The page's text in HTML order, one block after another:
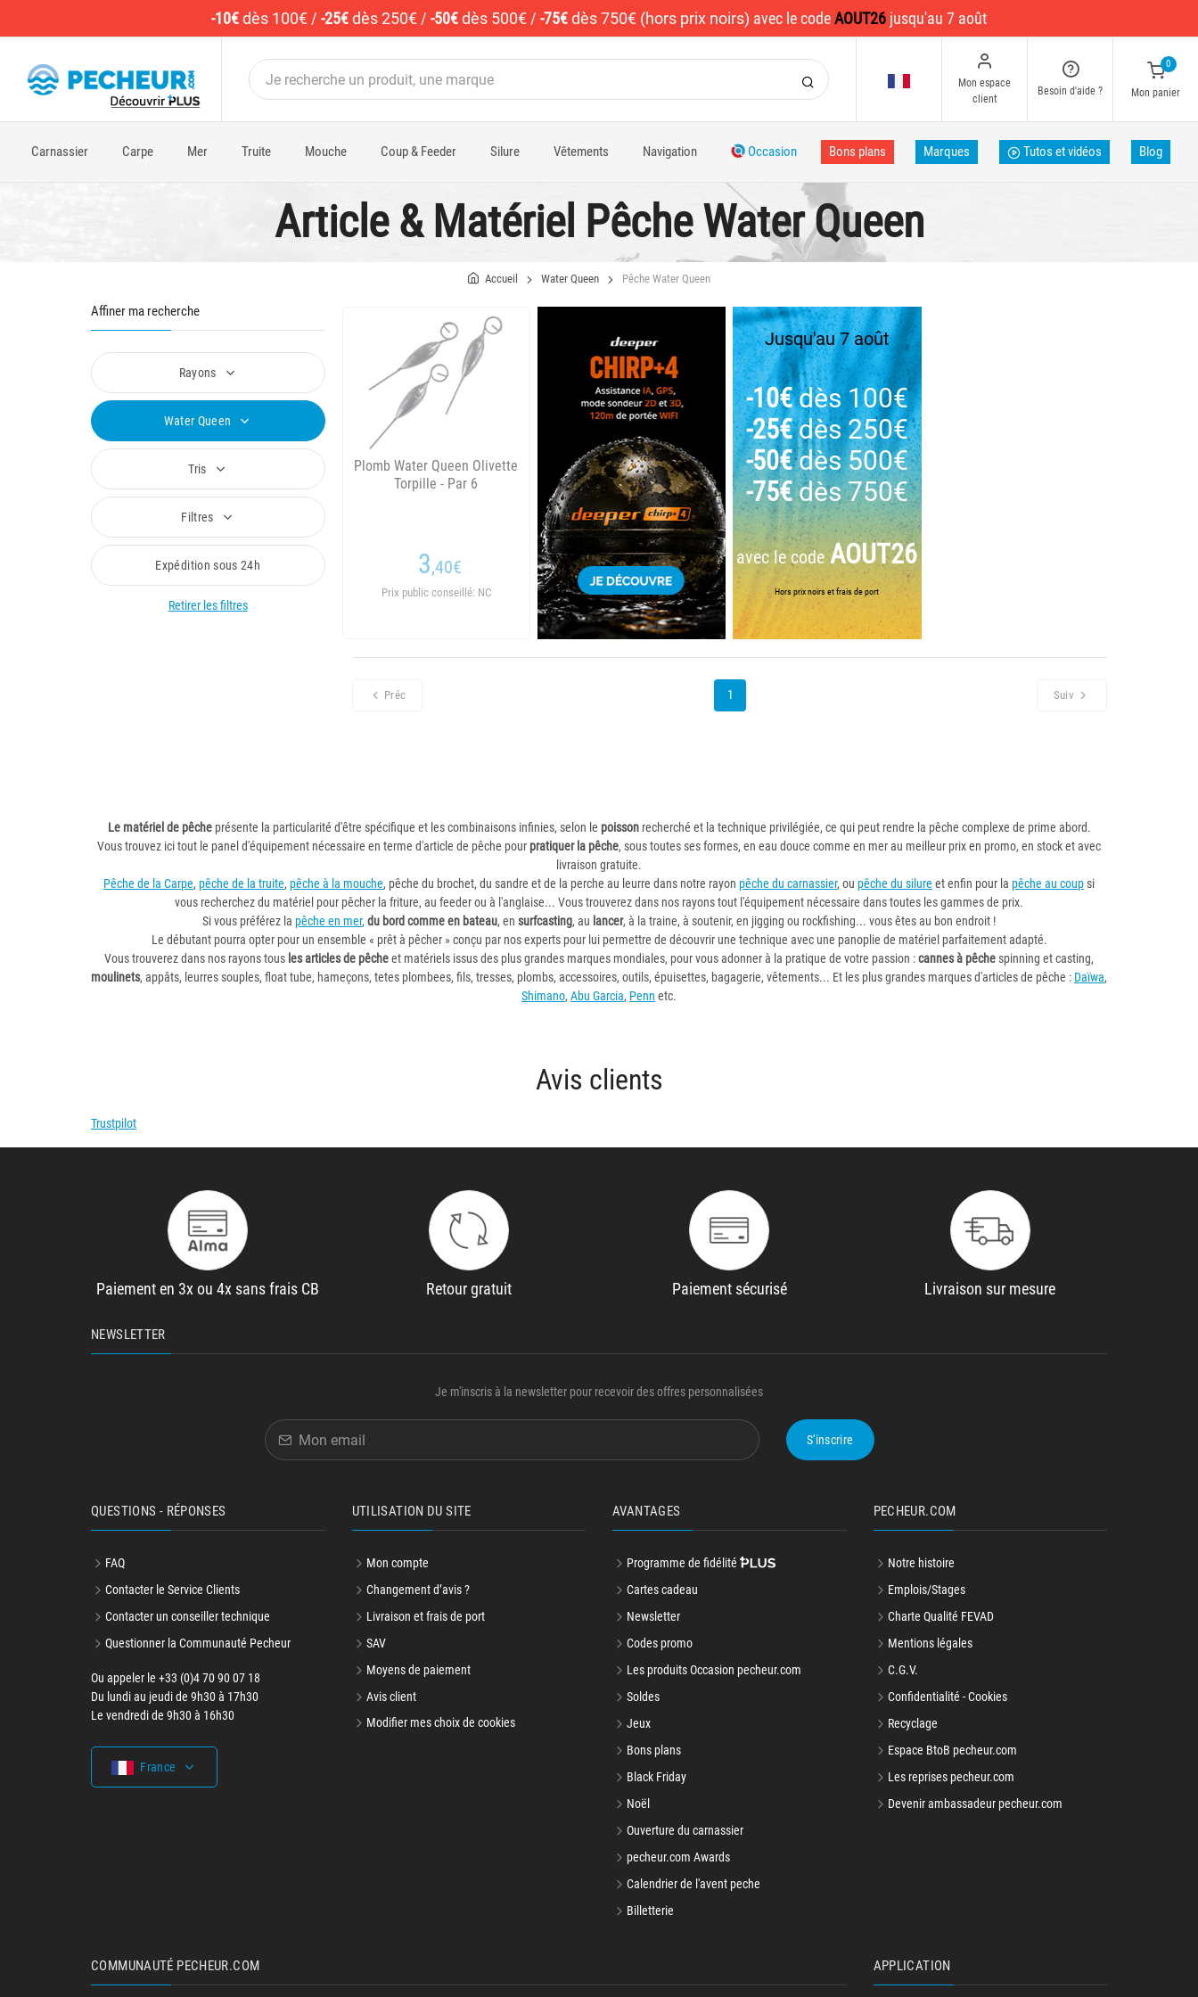
-10€dès 100€ / -25€dès 250€ / -50€dès 500€ / -75€dès 750€ (hors prix noirs) avec le codeAOUT26 jusqu'au 7 août
Mon espace
client
Besoin d'aide ?
0
Mon panier
Carnassier Carpe Mer Truite Mouche Coup & Feeder Silure Vêtements Navigation Occasion Bons plans Marques Tutos et vidéos Blog
Article & Matériel Pêche Water Queen
Accueil Water Queen Pêche Water Queen
Affiner ma recherche
Rayons
Water Queen
Tris
Filtres
Expédition sous 24h
Retirer les filtres
Plomb Water Queen Olivette
Torpille - Par 6
3,40€
Prix public conseillé: NC
Jusqu'au 7 août
-10€ dès 100€
-25€ dès 250€
-50€ dès 500€
-75€ dès 750€
avec le code AOUT26
Hors prix noirs et frais de port
Préc 1 Suiv
Le matériel de pêcheprésente la particularité d'être spécifique et les combinaisons infinies, selon le poissonrecherché et la technique privilégiée, ce qui peut rendre la pêche complexe de prime abord.
Vous trouvez ici tout le panel d'équipement nécessaire en terme d'article de pêche pour pratiquer la pêche, sous toutes ses formes, en eau douce comme en mer au meilleur prix en promo, en stock et avec
livraison gratuite.
Pêche de la Carpe, pêche de la truite, pêche à la mouche, pêche du brochet, du sandre et de la perche au leurre dans notre rayon pêche du carnassier, ou pêche du silure et enfin pour la pêche au coup si
vous recherchez du matériel pour pêcher la friture, au feeder ou à l'anglaise... Vous trouverez dans nos rayons tout l'équipement nécessaire dans toutes les gammes de prix.
Si vous préférez la pêche en mer, du bord comme en bateau, en surfcasting, au lancer, à la traine, à soutenir, en jigging ou rockfishing... vous êtes au bon endroit !
Le débutant pourra opter pour un ensemble « prêt à pêcher » conçu par nos experts pour lui permettre de découvrir une technique avec une panoplie de matériel parfaitement adapté.
Vous trouverez dans nos rayons tous les articles de pêcheet matériels issus des plus grandes marques mondiales, pour vous adonner à la pratique de votre passion :cannes à pêche spinning et casting,
moulinets, appâts, leurres souples, float tube, hameçons, tetes plombees, fils, tresses, plombs, accessoires, outils, épuisettes, bagagerie, vêtements... Et les plus grandes marques d'articles de pêche : Daïwa,
Shimano, Abu Garcia, Penn etc.
Avis clients
Trustpilot
Paiement en 3x ou 4x sans frais CB Retour gratuit Paiement sécurisé Livraison sur mesure
NEWSLETTER
Je m'inscris à la newsletter pour recevoir des offres personnalisées
S'inscrire
QUESTIONS - RÉPONSES
FAQ
Contacter le Service Clients
Contacter un conseiller technique
Questionner la Communauté Pecheur
Ou appeler le +33 (0)4 70 90 07 18
Du lundi au jeudi de 9h30 à 17h30
Le vendredi de 9h30 à 16h30
France
UTILISATION DU SITE
Mon compte
Changement d’avis ?
Livraison et frais de port
SAV
Moyens de paiement
Avis client
Modifier mes choix de cookies
AVANTAGES
Programme de fidélité
Cartes cadeau
Newsletter
Codes promo
Les produits Occasion pecheur.com
Soldes
Jeux
Bons plans
Black Friday
Noël
Ouverture du carnassier
pecheur.com Awards
Calendrier de l'avent peche
Billetterie
PECHEUR.COM
Notre histoire
Emplois/Stages
Charte Qualité FEVAD
Mentions légales
C.G.V.
Confidentialité - Cookies
Recyclage
Espace BtoB pecheur.com
Les reprises pecheur.com
Devenir ambassadeur pecheur.com
COMMUNAUTÉ PECHEUR.COM APPLICATION